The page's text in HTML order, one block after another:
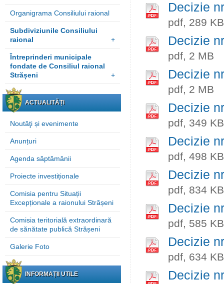
Organigrama Consiliului raional
Subdiviziunile Consiliului
raional
+
Întreprinderi municipale
fondate de Consiliul raional
Strășeni
+
ACTUALITĂȚI
Noutăţi și evenimente
Anunțuri
Agenda săptămânii
Proiecte investiționale
Comisia pentru Situații
Excepționale a raionului Strășeni
Comisia teritorială extraordinară
de sănătate publică Strășeni
Galerie Foto
INFORMAȚII UTILE
Decizie
pdf, 289 KB
Decizie
pdf, 2 MB
Decizie
pdf, 2 MB
Decizie
pdf, 349 KB
Decizie
pdf, 498 KB
Decizie
pdf, 834 KB
Decizie
pdf, 585 KB
Decizie
pdf, 634 KB
Decizie